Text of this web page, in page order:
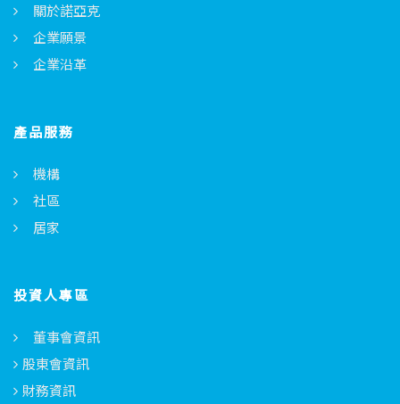
關於諾亞克
企業願景
企業沿革
產品服務
機構
社區
居家
投資人專區
董事會資訊
股東會資訊
財務資訊